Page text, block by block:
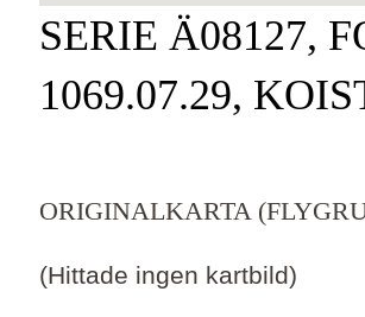
SERIE Ä08127,
1069.07.29,
ORIGINALKARTA
(Hittade ingen kartbild)